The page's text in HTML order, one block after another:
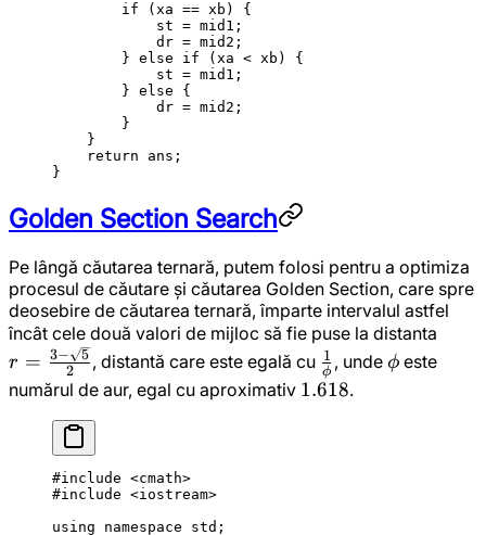
        if
(xa == xb) {
            st
= mid1;
            dr
= mid2;
        }
else if (xa < xb) {
            st
= mid1;
        }
else {
            dr
= mid2;
        }
    }
    return
ans;
}
Golden Section Search
Pe lângă căutarea ternară, putem folosi pentru a optimiza
procesul de căutare și căutarea Golden Section, care spre
deosebire de căutarea ternară, împarte intervalul astfel
încât cele două valori de mijloc să fie puse la distanta
r = 2
3− 5 , distantă care este egală cu \frac{1}
{\phi}
ϕ
1 , unde \phi
ϕeste
numărul de aur, egal cu aproximativ 1.618
1.618.
#include <cmath>
#include <iostream>
using namespace std ;